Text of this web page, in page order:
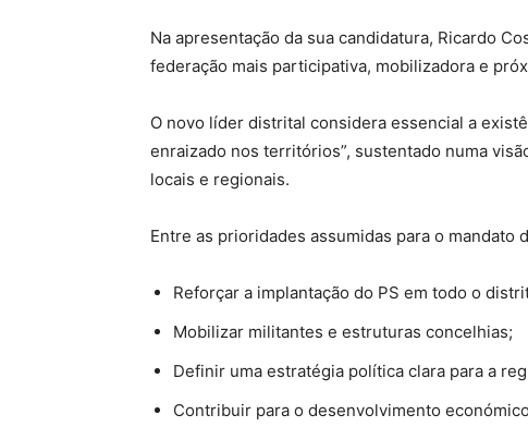
Na apresentação da sua candidatura, Ricardo
federação mais participativa, mobilizadora e
O novo líder distrital considera essencial a
enraizado nos territórios”, sustentado numa
locais e regionais.
Entre as prioridades assumidas para o mandato
Reforçar a implantação do PS em todo o
Mobilizar militantes e estruturas concelhias;
Definir uma estratégia política clara para a
Contribuir para o desenvolvimento